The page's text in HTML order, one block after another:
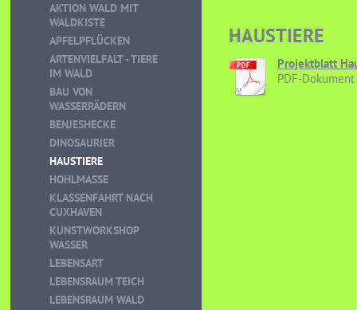
AKTION WALD MIT
WALDKISTE
APFELPFLÜCKEN
ARTENVIELFALT - TIERE
IM WALD
BAU VON
WASSERRÄDERN
BENJESHECKE
DINOSAURIER
HAUSTIERE
HOHLMASSE
KLASSENFAHRT NACH
CUXHAVEN
KUNSTWORKSHOP
WASSER
LEBENSART
LEBENSRAUM TEICH
LEBENSRAUM WALD
HAUSTIERE
Projektblatt
PDF-